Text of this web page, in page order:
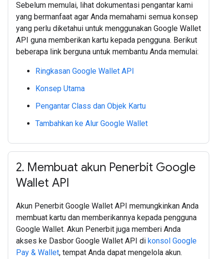
Sebelum memulai, lihat dokumentasi pengantar kami
yang bermanfaat agar Anda memahami semua konsep
yang perlu diketahui untuk menggunakan Google Wallet
API guna memberikan kartu kepada pengguna. Berikut
beberapa link berguna untuk membantu Anda memulai:
Ringkasan Google Wallet API
Konsep Utama
Pengantar Class dan Objek Kartu
Tambahkan ke Alur Google Wallet
2. Membuat akun Penerbit Google
Wallet API
Akun Penerbit Google Wallet API memungkinkan Anda
membuat kartu dan memberikannya kepada pengguna
Google Wallet. Akun Penerbit juga memberi Anda
akses ke Dasbor Google Wallet API di konsol Google
Pay & Wallet, tempat Anda dapat mengelola akun.